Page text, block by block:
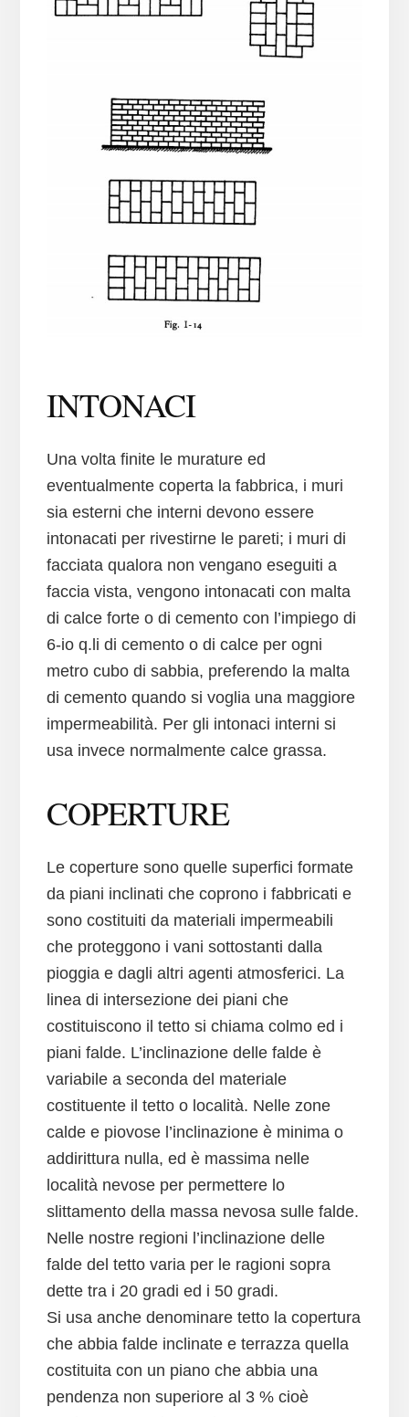
INTONACI
Una volta finite le murature ed
eventualmente coperta la fabbrica, i muri
sia esterni che interni devono essere
intonacati per rivestirne le pareti; i muri di
facciata qualora non vengano eseguiti a
faccia vista, vengono intonacati con malta
di calce forte o di cemento con l’impiego di
6-io q.li di cemento o di calce per ogni
metro cubo di sabbia, preferendo la malta
di cemento quando si voglia una maggiore
impermeabilità. Per gli intonaci interni si
usa invece normalmente calce grassa.
COPERTURE
Le coperture sono quelle superfici formate
da piani inclinati che coprono i fabbricati e
sono costituiti da materiali impermeabili
che proteggono i vani sottostanti dalla
pioggia e dagli altri agenti atmosferici. La
linea di intersezione dei piani che
costituiscono il tetto si chiama colmo ed i
piani falde. L’inclinazione delle falde è
variabile a seconda del materiale
costituente il tetto o località. Nelle zone
calde e piovose l’inclinazione è minima o
addirittura nulla, ed è massima nelle
località nevose per permettere lo
slittamento della massa nevosa sulle falde.
Nelle nostre regioni l’inclinazione delle
falde del tetto varia per le ragioni sopra
dette tra i 20 gradi ed i 50 gradi.
Si usa anche denominare tetto la copertura
che abbia falde inclinate e terrazza quella
costituita con un piano che abbia una
pendenza non superiore al 3 % cioè